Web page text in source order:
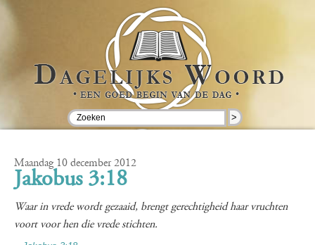
>
Maandag 10 december 2012
Jakobus 3:18
Waar in vrede wordt gezaaid, brengt gerechtigheid haar vruchten
voort voor hen die vrede stichten.